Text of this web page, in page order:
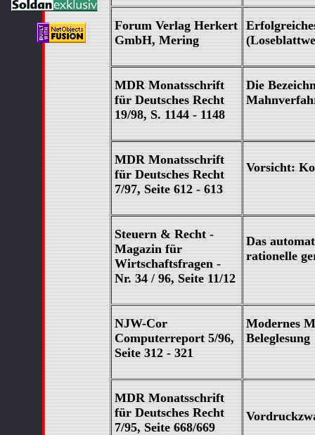
Forum Verlag Herkert
GmbH, Mering
MDR Monatsschrift
für Deutsches Recht
19/98, S. 1144 - 1148
Die
MDR Monatsschrift
für Deutsches Recht
7/97, Seite 612 - 613
Vorsicht:
Steuern & Recht -
Magazin für
Wirtschaftsfragen -
Nr. 34 / 96, Seite 11/12
Das
rationelle
NJW-Cor
Computerreport 5/96,
Seite 312 - 321
Modernes
Beleglesung
MDR Monatsschrift
für Deutsches Recht
7/95, Seite 668/669